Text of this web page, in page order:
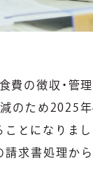
費の徴収・管
のため2025
ことになりま
求書処理か